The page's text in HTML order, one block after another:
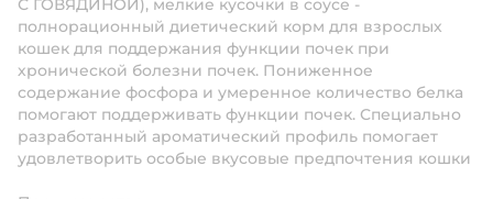
С ГОВЯДИНОЙ), мелкие кусочки в соусе -
полнорационный диетический корм для взрослых
кошек для поддержания функции почек при
хронической болезни почек. Пониженное
содержание фосфора и умеренное количество белка
помогают поддерживать функции почек. Специально
разработанный ароматический профиль помогает
удовлетворить особые вкусовые предпочтения кошки